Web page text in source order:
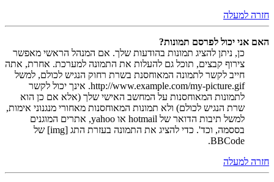
חזרה למעלה
האם אני יכול לפרסם תמונות?
כן, ניתן להציג תמונות בהודעות שלך. אם המנהל הראשי מאפשר
צירוף קבצים, תוכל גם להעלות את התמונה למערכת. אחרת, אתה
חייב לקשר לתמונה המאוחסנת בשרת רחוק הנגיש לכולם, למשל
http://www.example.com/my-picture.gif. אינך יכול לקשר
לתמונות המאוחסנות על המחשב האישי שלך (אלא אם כן הוא
שרת הנגיש לכולם) ולא תמונות המאוחסנות מאחורי מנגנוני אימות,
למשל תיבות הדואר של hotmail או yahoo, אתרים המוגנים
בססמה, וכד'. כדי להציג את התמונה בעזרת התג [img] של
BBCode.
חזרה למעלה